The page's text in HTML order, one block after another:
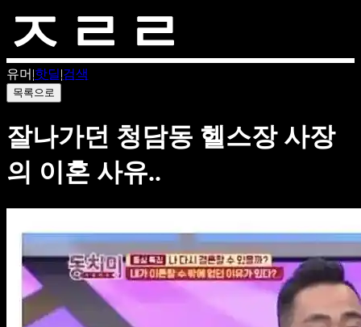
유머 |핫딜|검색
목록으로
잘나가던 청담동 헬스장 사장
의 이혼 사유..